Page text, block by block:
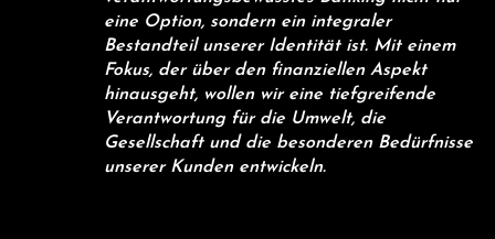
Kontakt
Karriere
eine Option, sondern ein integraler
Bestandteil unserer Identität ist. Mit einem
Fokus, der über den finanziellen Aspekt
hinausgeht, wollen wir eine tiefgreifende
Verantwortung für die Umwelt, die
Gesellschaft und die besonderen Bedürfnisse
unserer Kunden entwickeln.